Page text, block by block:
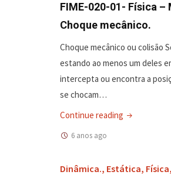
FIME-020-01- Física –
Choque mecânico.
Choque mecânico ou colisão
estando ao menos um deles
intercepta ou encontra a
se chocam…
Continue reading "FIME-
6 anos ago
Dinâmica., Estática, Física,